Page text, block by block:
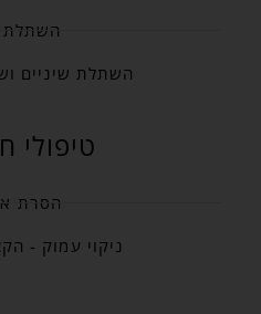
השתלת
השתלת שיניים
טיפולי
הסרת
ניקוי עמוק -